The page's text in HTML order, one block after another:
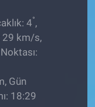
4°,
29 km/s,
Gün
18:29